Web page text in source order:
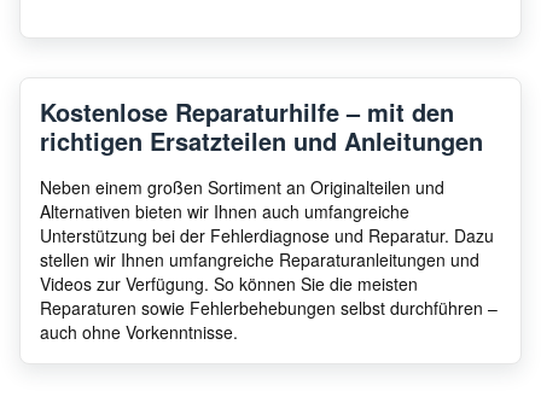
Bosch
Bosch
Kostenlose Reparaturhilfe – mit den
richtigen Ersatzteilen und Anleitungen
Neben einem großen Sortiment an Originalteilen und
Alternativen bieten wir Ihnen auch umfangreiche
Unterstützung bei der Fehlerdiagnose und Reparatur. Dazu
stellen wir Ihnen umfangreiche Reparaturanleitungen und
Videos zur Verfügung. So können Sie die meisten
Reparaturen sowie Fehlerbehebungen selbst durchführen –
auch ohne Vorkenntnisse.